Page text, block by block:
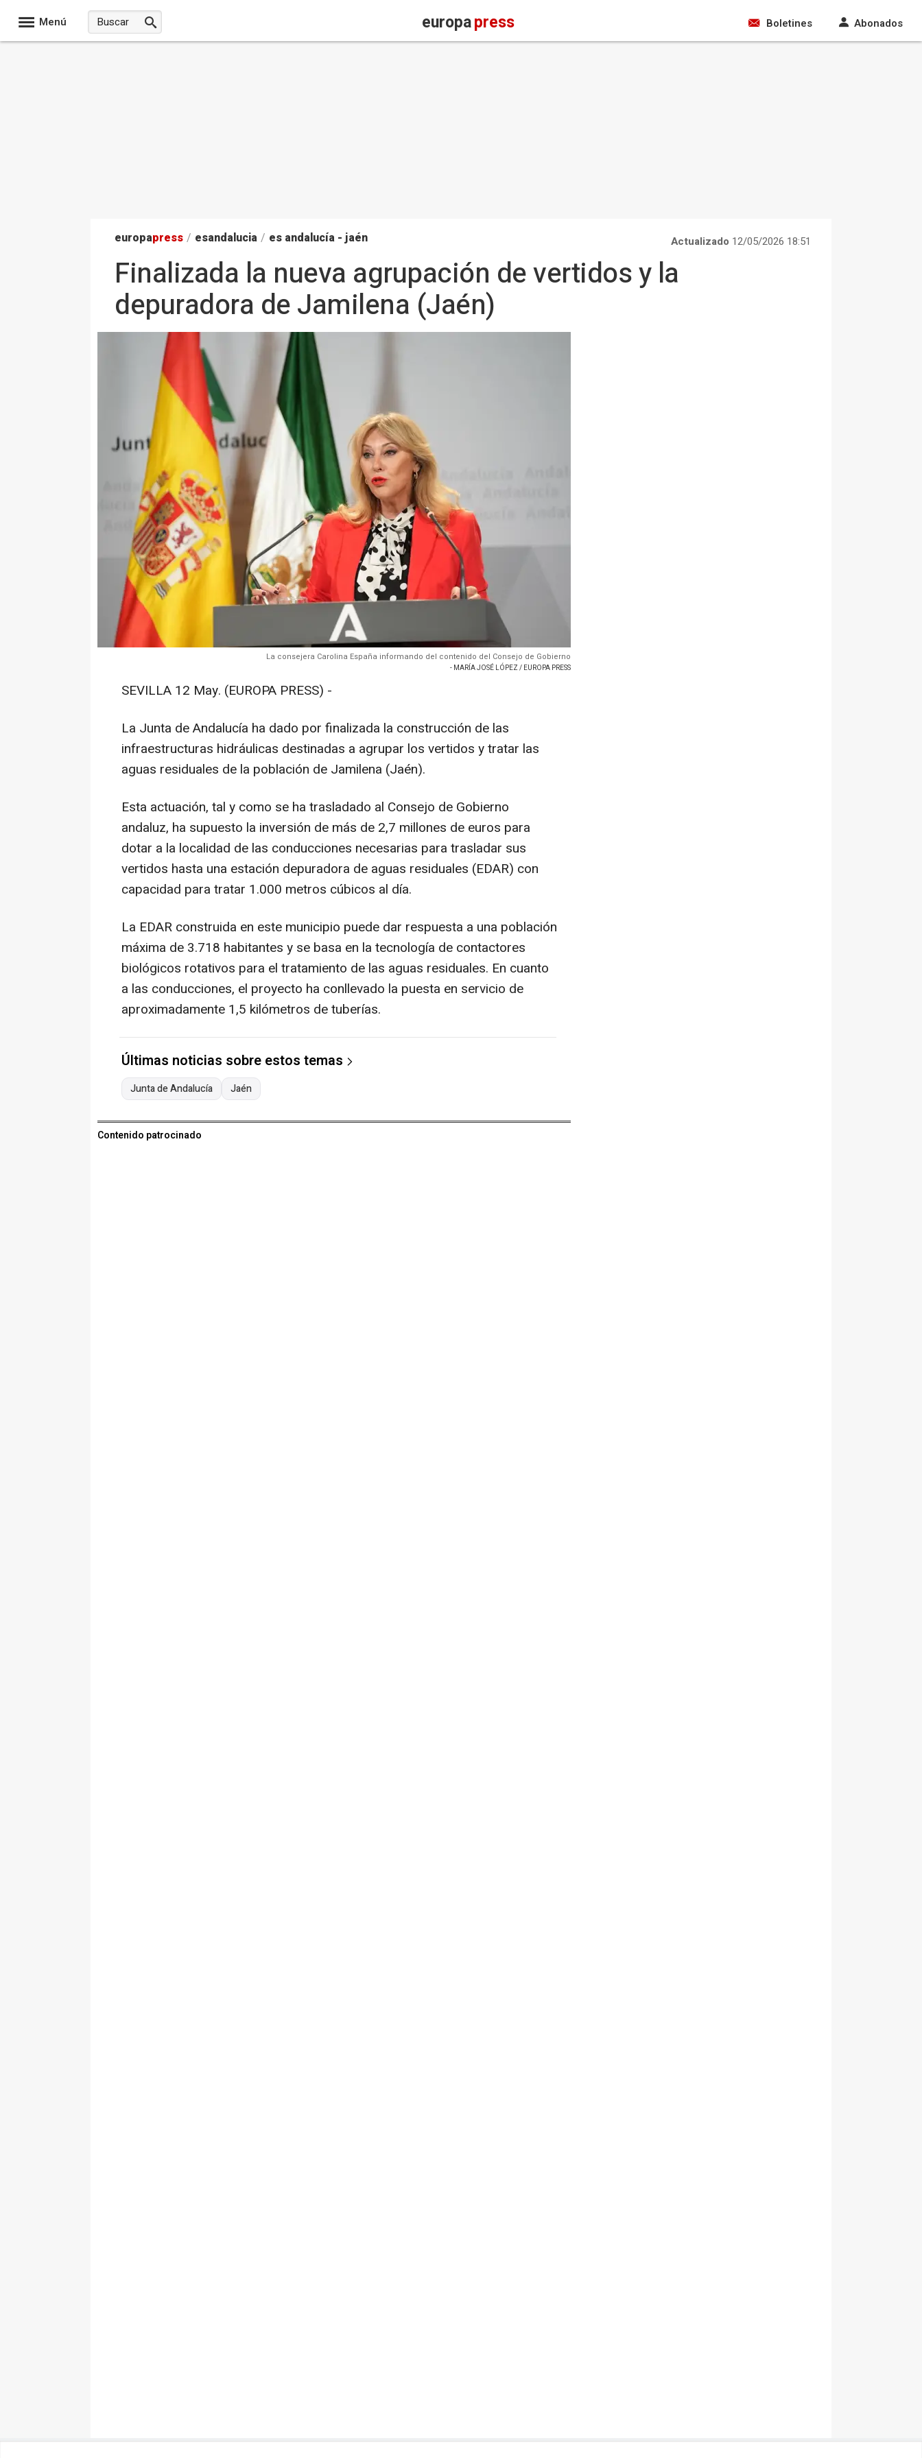
Menú europapress Boletines Abonados
europapress / esandalucia / es andalucía - jaén Actualizado 12/05/2026 18:51
Finalizada la nueva agrupación de vertidos y la
depuradora de Jamilena (Jaén)
La consejera Carolina España informando del contenido del Consejo de Gobierno
- MARÍA JOSÉ LÓPEZ / EUROPA PRESS
SEVILLA 12 May. (EUROPA PRESS) -
La Junta de Andalucía ha dado por finalizada la construcción de las
infraestructuras hidráulicas destinadas a agrupar los vertidos y tratar las
aguas residuales de la población de Jamilena (Jaén).
Esta actuación, tal y como se ha trasladado al Consejo de Gobierno
andaluz, ha supuesto la inversión de más de 2,7 millones de euros para
dotar a la localidad de las conducciones necesarias para trasladar sus
vertidos hasta una estación depuradora de aguas residuales (EDAR) con
capacidad para tratar 1.000 metros cúbicos al día.
La EDAR construida en este municipio puede dar respuesta a una población
máxima de 3.718 habitantes y se basa en la tecnología de contactores
biológicos rotativos para el tratamiento de las aguas residuales. En cuanto
a las conducciones, el proyecto ha conllevado la puesta en servicio de
aproximadamente 1,5 kilómetros de tuberías.
Últimas noticias sobre estos temas
Junta de Andalucía Jaén
Contenido patrocinado